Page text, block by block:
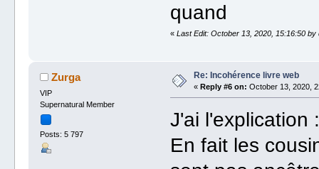
quand
«Last Edit: October 13, 2020, 15:16:50 by
Zurga
VIP
Supernatural Member
Posts: 5 797
Re: Incohérence livre web
« Reply #6 on: October 13, 2020,
J'ai l'explication
En fait les